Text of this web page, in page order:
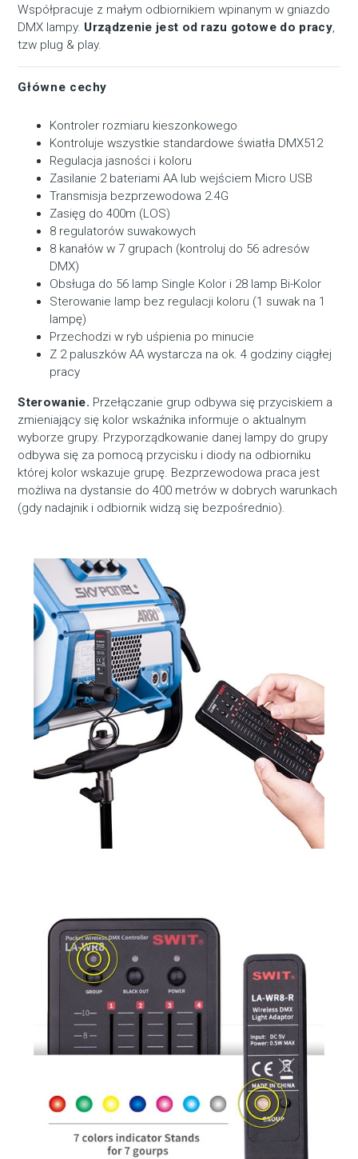
Współpracuje z małym odbiornikiem wpinanym w gniazdo
DMX lampy. Urządzenie jest od razu gotowe do pracy,
tzw plug & play.
Główne cechy
Kontroler rozmiaru kieszonkowego
Kontroluje wszystkie standardowe światła DMX512
Regulacja jasności i koloru
Zasilanie 2 bateriami AA lub wejściem Micro USB
Transmisja bezprzewodowa 2.4G
Zasięg do 400m (LOS)
8 regulatorów suwakowych
8 kanałów w 7 grupach (kontroluj do 56 adresów
DMX)
Obsługa do 56 lamp Single Kolor i 28 lamp Bi-Kolor
Sterowanie lamp bez regulacji koloru (1 suwak na 1
lampę)
Przechodzi w ryb uśpienia po minucie
Z 2 paluszków AA wystarcza na ok. 4 godziny ciągłej
pracy
Sterowanie. Przełączanie grup odbywa się przyciskiem a
zmieniający się kolor wskaźnika informuje o aktualnym
wyborze grupy. Przyporządkowanie danej lampy do grupy
odbywa się za pomocą przycisku i diody na odbiorniku
której kolor wskazuje grupę. Bezprzewodowa praca jest
możliwa na dystansie do 400 metrów w dobrych warunkach
(gdy nadajnik i odbiornik widzą się bezpośrednio).